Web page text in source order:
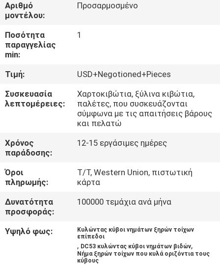
ΓΎΡΟΣ
ΕΡΓΟΣΤΑΣΊΩΝ
ΠΟΙΟΤΙΚΌΣ
ΈΛΕΓΧΟΣ
ΣΕ
ΕΠΑΦΉ
ΜΕ
ΕΙΔΉΣΕΙΣ
Αριθμό
μοντέλου:
Προσαρμοσμένο
Ποσότητα
παραγγελίας
min:
1
Τιμή:
USD+Negotioned+Pieces
Συσκευασία
λεπτομέρειες:
Χαρτοκιβώτια, ξύλινα κιβώτια,
παλέτες, που συσκευάζονται
σύμφωνα με τις απαιτήσεις βάρους
και πελατώ
Χρόνος
παράδοσης:
12-15 εργάσιμες ημέρες
Όροι
πληρωμής:
T/T, Western Union, πιστωτική
κάρτα
Δυνατότητα
προσφοράς:
100000 τεμάχια ανά μήνα
Υψηλό φως:
Κυλώντας κύβοι νημάτων ξηρών τοίχων
επίπεδοι
, DC53 κυλώντας κύβοι νημάτων βιδών,
Νήμα ξηρών τοίχων που κυλά οριζόντια τους
κύβους